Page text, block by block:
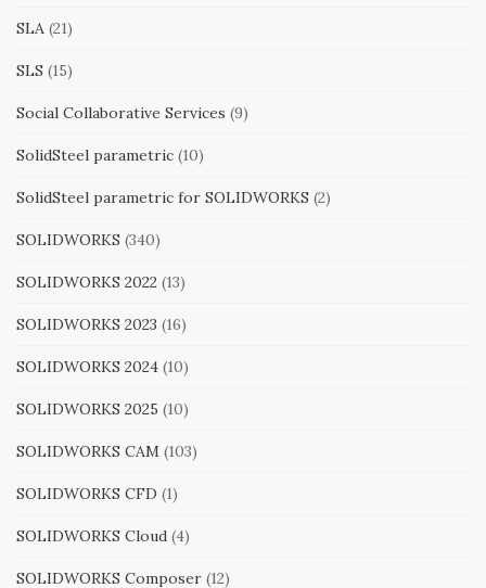
SLA (21)
SLS (15)
Social Collaborative Services (9)
SolidSteel parametric (10)
SolidSteel parametric for SOLIDWORKS (2)
SOLIDWORKS (340)
SOLIDWORKS 2022 (13)
SOLIDWORKS 2023 (16)
SOLIDWORKS 2024 (10)
SOLIDWORKS 2025 (10)
SOLIDWORKS CAM (103)
SOLIDWORKS CFD (1)
SOLIDWORKS Cloud (4)
SOLIDWORKS Composer (12)